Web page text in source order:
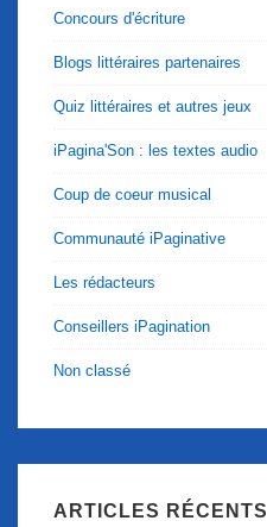
Concours d'écriture
Blogs littéraires partenaires
Quiz littéraires et autres jeux
iPagina'Son : les textes audio
Coup de coeur musical
Communauté iPaginative
Les rédacteurs
Conseillers iPagination
Non classé
ARTICLES RÉCENTS